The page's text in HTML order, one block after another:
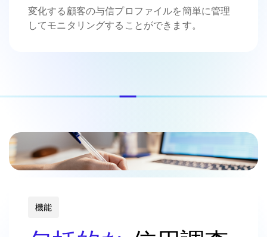
変化する顧客の与信プロファイルを簡単に管理
してモニタリングすることができます。
機能